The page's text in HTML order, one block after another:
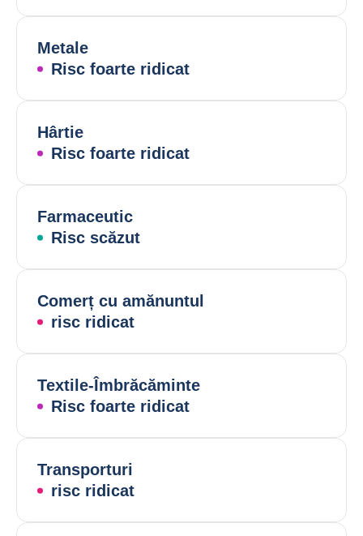
Metale
Risc foarte ridicat
Hârtie
Risc foarte ridicat
Farmaceutic
Risc scăzut
Comerț cu amănuntul
risc ridicat
Textile-Îmbrăcăminte
Risc foarte ridicat
Transporturi
risc ridicat